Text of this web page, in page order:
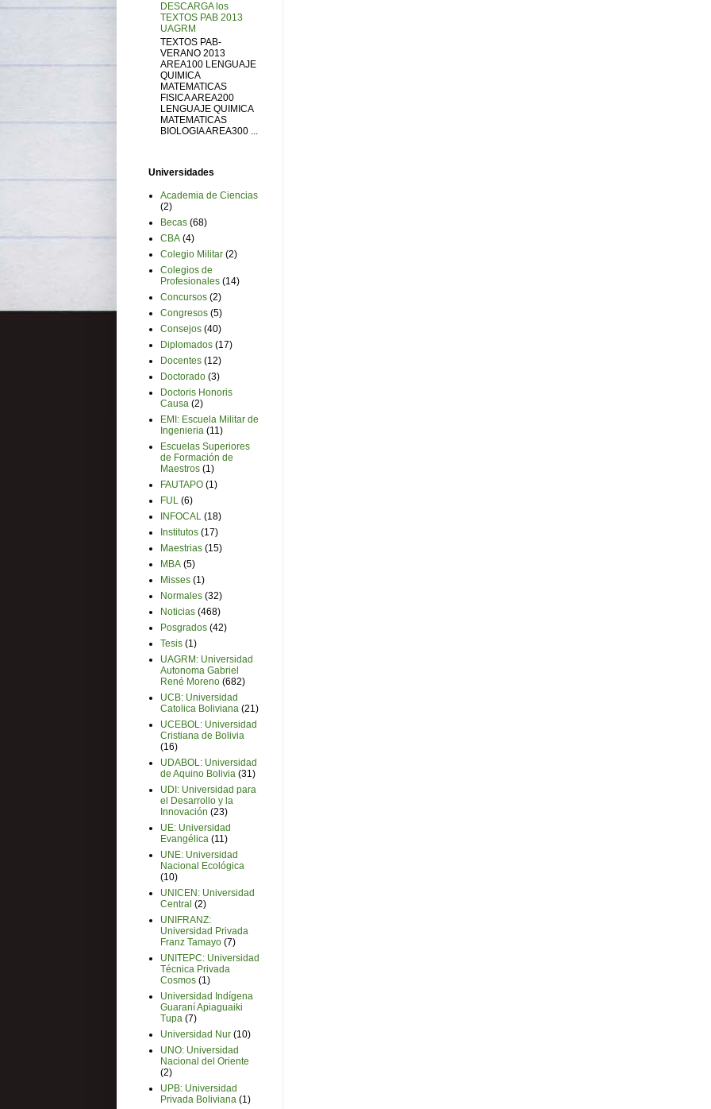
DESCARGA los
TEXTOS PAB 2013
UAGRM
TEXTOS PAB-
VERANO 2013
AREA100 LENGUAJE
QUIMICA
MATEMATICAS
FISICA AREA200
LENGUAJE QUIMICA
MATEMATICAS
BIOLOGIA AREA300 ...
Universidades
Academia de Ciencias
(2)
Becas (68)
CBA (4)
Colegio Militar (2)
Colegios de
Profesionales (14)
Concursos (2)
Congresos (5)
Consejos (40)
Diplomados (17)
Docentes (12)
Doctorado (3)
Doctoris Honoris
Causa (2)
EMI: Escuela Militar de
Ingenieria (11)
Escuelas Superiores
de Formación de
Maestros (1)
FAUTAPO (1)
FUL (6)
INFOCAL (18)
Institutos (17)
Maestrias (15)
MBA (5)
Misses (1)
Normales (32)
Noticias (468)
Posgrados (42)
Tesis (1)
UAGRM: Universidad
Autonoma Gabriel
René Moreno (682)
UCB: Universidad
Catolica Boliviana (21)
UCEBOL: Universidad
Cristiana de Bolivia
(16)
UDABOL: Universidad
de Aquino Bolivia (31)
UDI: Universidad para
el Desarrollo y la
Innovación (23)
UE: Universidad
Evangélica (11)
UNE: Universidad
Nacional Ecológica
(10)
UNICEN: Universidad
Central (2)
UNIFRANZ:
Universidad Privada
Franz Tamayo (7)
UNITEPC: Universidad
Técnica Privada
Cosmos (1)
Universidad Indígena
Guaraní Apiaguaiki
Tupa (7)
Universidad Nur (10)
UNO: Universidad
Nacional del Oriente
(2)
UPB: Universidad
Privada Boliviana (1)